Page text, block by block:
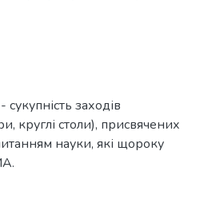
заходів
круглі столи), присвячених
науки, які щороку